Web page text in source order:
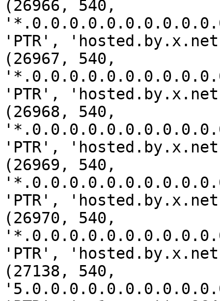
(26966, 540,
'PTR',
(26967, 540,
'PTR',
(26968, 540,
'PTR',
(26969, 540,
'PTR',
(26970, 540,
'PTR',
(27138, 540,